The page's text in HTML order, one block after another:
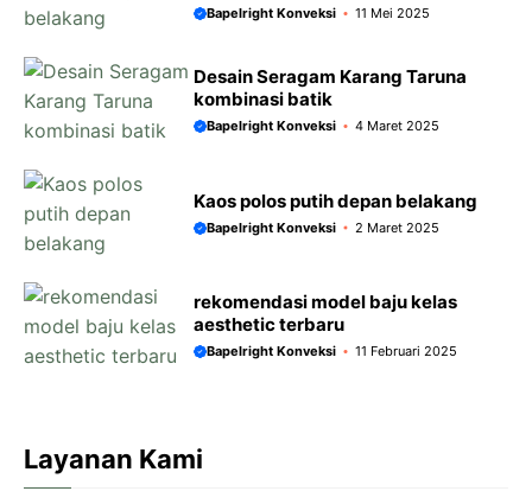
Bapelright Konveksi 11 Mei 2025
Desain Seragam Karang Taruna
kombinasi batik
Bapelright Konveksi 4 Maret 2025
Kaos polos putih depan belakang
Bapelright Konveksi 2 Maret 2025
rekomendasi model baju kelas
aesthetic terbaru
Bapelright Konveksi 11 Februari 2025
Layanan Kami